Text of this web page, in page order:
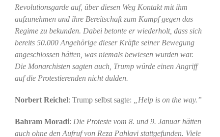
Revolutionsgarde auf, über diesen Weg Kontakt mit ihm
aufzunehmen und ihre Bereitschaft zum Kampf gegen das
Regime zu bekunden. Dabei betonte er wiederholt, dass sich
bereits 50.000 Angehörige dieser Kräfte seiner Bewegung
angeschlossen hätten, was niemals bewiesen wurden war.
Die Monarchisten sagten auch, Trump würde einen Angriff
auf die Protestierenden nicht dulden.
Norbert Reichel: Trump selbst sagte: „Help is on the way.”
Bahram Moradi: Die Proteste vom 8. und 9. Januar hätten
auch ohne den Aufruf von Reza Pahlavi stattgefunden. Viele